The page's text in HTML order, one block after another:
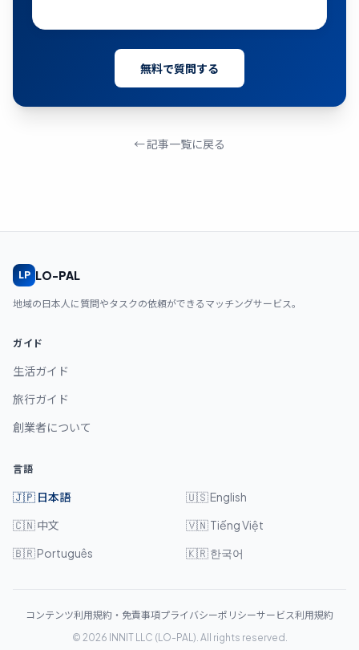
無料で質問する
← 記事一覧に戻る
LP LO-PAL
地域の日本人に質問やタスクの依頼ができるマッチングサービス。
ガイド
生活ガイド
旅行ガイド
創業者について
言語
🇯🇵 日本語 🇺🇸English
🇨🇳中文 🇻🇳Tiếng Việt
🇧🇷Português 🇰🇷한국어
コンテンツ利用規約・免責事項プライバシーポリシーサービス利用規約
© 2026 INNIT LLC (LO-PAL). All rights reserved.